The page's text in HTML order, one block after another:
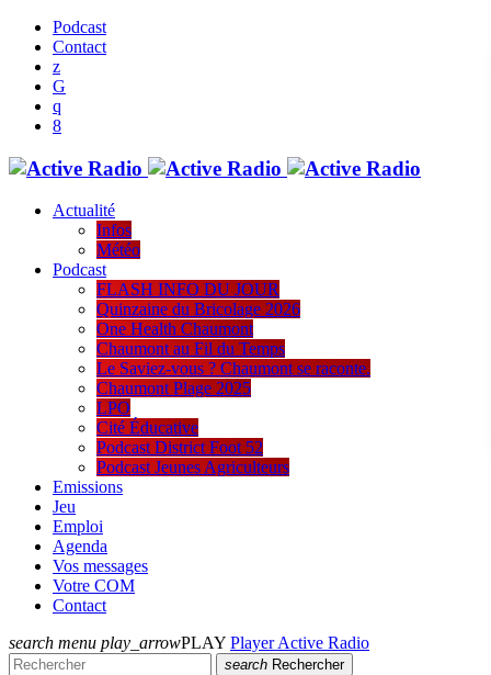
Podcast
Contact
Actualité
Infos
Météo
Podcast
FLASH INFO DU JOUR
Quinzaine du Bricolage 2026
One Health Chaumont
Chaumont au Fil du Temps
Le Saviez-vous ? Chaumont se raconte.
Chaumont Plage 2025
LPO
Cité Éducative
Podcast District Foot 52
Podcast Jeunes Agriculteurs
Emissions
Jeu
Emploi
Agenda
Vos messages
Votre COM
Contact
search menu play_arrowPLAY Player Active Radio
search Rechercher